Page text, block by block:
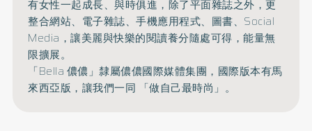
有女性一起成長、與時俱進， 除了平面雜誌之外，更
整合網站、電子雜誌、手機應用程式、圖書、 Social
Media，讓美麗與快樂的閱讀養分隨處可得，能量無
限擴展。
「Bella 儂儂」隸屬儂儂國際媒體集團，國際版本有馬
來西亞版，讓我們一同 「做自己最時尚」。